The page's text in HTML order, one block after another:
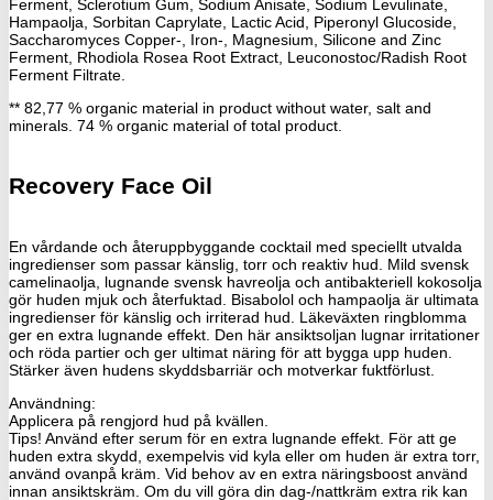
Ferment, Sclerotium Gum, Sodium Anisate, Sodium Levulinate,
Hampaolja, Sorbitan Caprylate, Lactic Acid, Piperonyl Glucoside,
Saccharomyces Copper-, Iron-, Magnesium, Silicone and Zinc
Ferment, Rhodiola Rosea Root Extract, Leuconostoc/Radish Root
Ferment Filtrate.
** 82,77 % organic material in product without water, salt and
minerals. 74 % organic material of total product.
Recovery Face Oil
En vårdande och återuppbyggande cocktail med speciellt utvalda
ingredienser som passar känslig, torr och reaktiv hud. Mild svensk
camelinaolja, lugnande svensk havreolja och antibakteriell kokosolja
gör huden mjuk och återfuktad. Bisabolol och hampaolja är ultimata
ingredienser för känslig och irriterad hud. Läkeväxten ringblomma
ger en extra lugnande effekt. Den här ansiktsoljan lugnar irritationer
och röda partier och ger ultimat näring för att bygga upp huden.
Stärker även hudens skyddsbarriär och motverkar fuktförlust.
Användning:
Applicera på rengjord hud på kvällen.
Tips! Använd efter serum för en extra lugnande effekt. För att ge
huden extra skydd, exempelvis vid kyla eller om huden är extra torr,
använd ovanpå kräm. Vid behov av en extra näringsboost använd
innan ansiktskräm. Om du vill göra din dag-/nattkräm extra rik kan